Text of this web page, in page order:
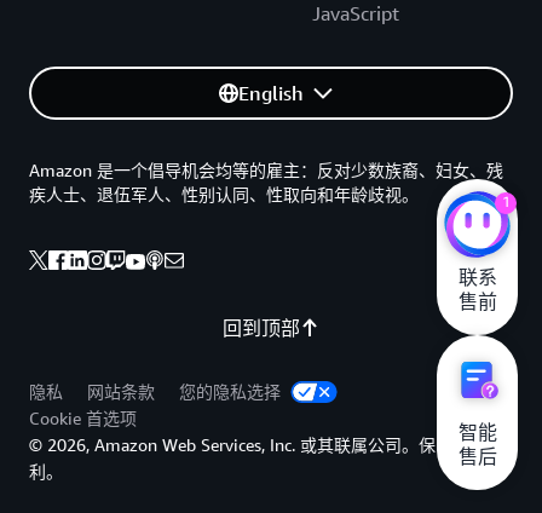
JavaScript
English
回到顶部
Amazon 是一个倡导机会均等的雇主：反对少数族裔、妇女、残
疾人士、退伍军人、性别认同、性取向和年龄歧视。
隐私 网站条款
您的隐私选择
Cookie 首选项
© 2026, Amazon Web Services, Inc. 或其联属公司。保留所有权
利。
1
联系
售前
智能
售后